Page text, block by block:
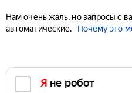
Нам очень жаль, но запросы с
автоматические.
Почему это
Я не робот